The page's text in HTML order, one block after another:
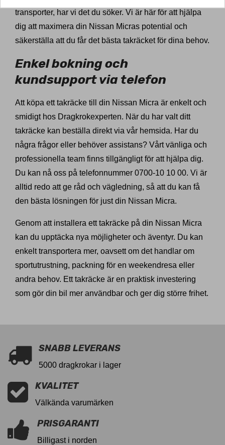
transporter, har vi det du söker. Vi är här för att hjälpa
dig att maximera din Nissan Micras potential och
säkerställa att du får det bästa takräcket för dina behov.
Enkel bokning och
kundsupport via telefon
Att köpa ett takräcke till din Nissan Micra är enkelt och
smidigt hos Dragkrokexperten. När du har valt ditt
takräcke kan beställa direkt via vår hemsida. Har du
några frågor eller behöver assistans? Vårt vänliga och
professionella team finns tillgängligt för att hjälpa dig.
Du kan nå oss på telefonnummer 0700-10 10 00. Vi är
alltid redo att ge råd och vägledning, så att du kan få
den bästa lösningen för just din Nissan Micra.
Genom att installera ett takräcke på din Nissan Micra
kan du upptäcka nya möjligheter och äventyr. Du kan
enkelt transportera mer, oavsett om det handlar om
sportutrustning, packning för en weekendresa eller
andra behov. Ett takräcke är en praktisk investering
som gör din bil mer användbar och ger dig större frihet.
SNABB LEVERANS
5000 dragkrokar i lager
KVALITET
Välkända varumärken
PRISGARANTI
Billigast i norden